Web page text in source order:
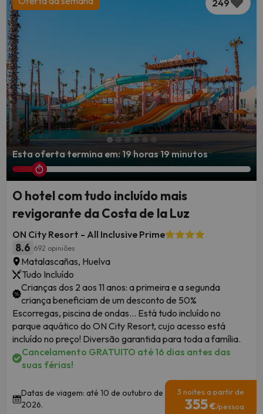
249
Esta oferta termina em: 19 horas 19 minutos
O hotel com tudo incluído mais
revigorante da Costa de la Luz
ON City Resort - All Inclusive Prime
8.6 692 opiniões
Matalascañas, Huelva
Tudo Incluído
Crianças dos 2 aos 11 anos: a primeira e a segunda
criança beneficiam de um desconto de 50%
Escorregas, piscina de ondas... Está tudo incluído no
parque aquático do ON City Resort, cujo acesso está
incluído no preço! Diversão garantida para toda a família.
Cancelamento GRATUITO até 16 dias antes das
suas férias!
Datas de viagem: até 10 de outubro de
2026.
3 noites a partir de
355€/pessoa